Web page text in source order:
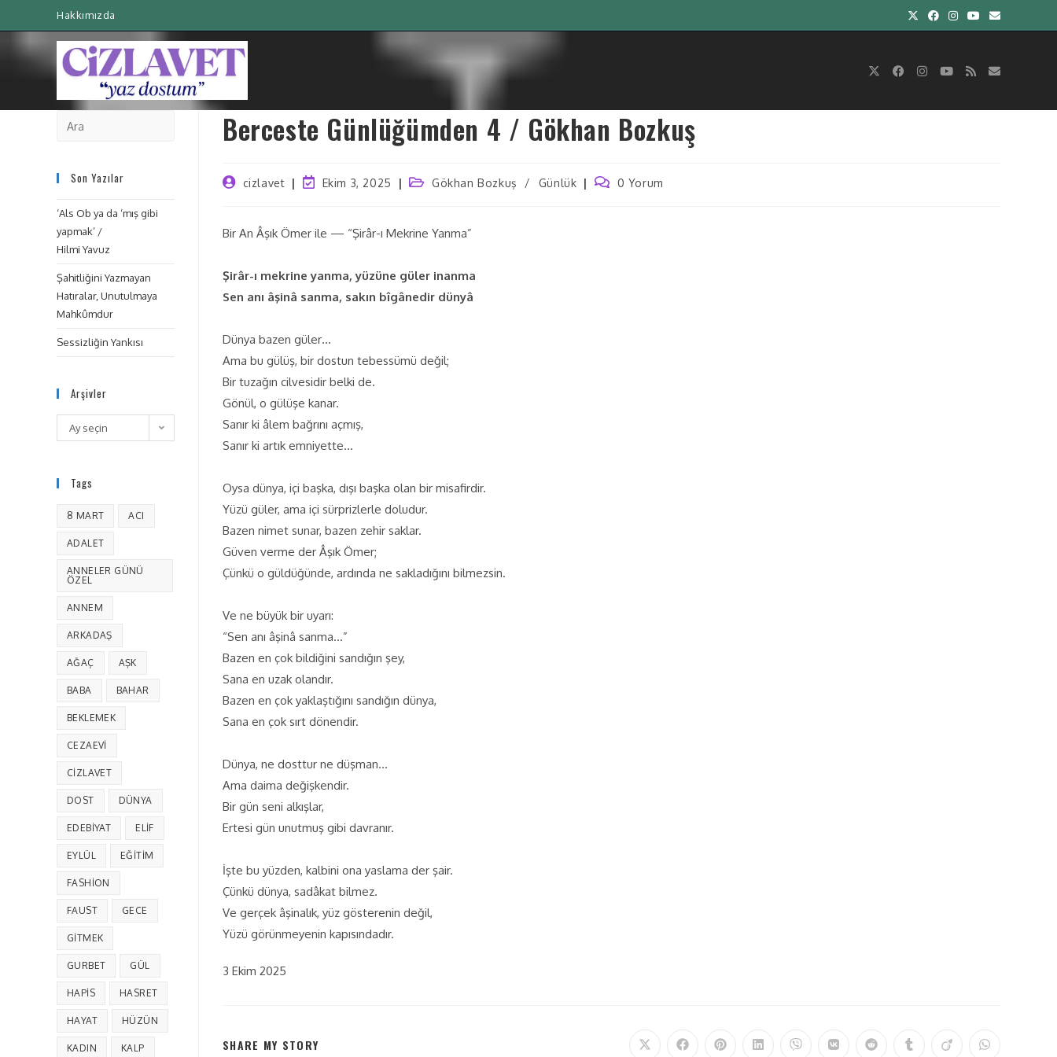
Hakkımızda
Berceste Günlüğümden 4 / Gökhan Bozkuş
cizlavet Ekim 3, 2025 Gökhan Bozkuş / Günlük 0 Yorum
Bir An Âşık Ömer ile — “Şirâr-ı Mekrine Yanma”
Şirâr-ı mekrine yanma, yüzüne güler inanma
Sen anı âşinâ sanma, sakın bîgânedir dünyâ
Dünya bazen güler…
Ama bu gülüş, bir dostun tebessümü değil;
Bir tuzağın cilvesidir belki de.
Gönül, o gülüşe kanar.
Sanır ki âlem bağrını açmış,
Sanır ki artık emniyette…
Oysa dünya, içi başka, dışı başka olan bir misafirdir.
Yüzü güler, ama içi sürprizlerle doludur.
Bazen nimet sunar, bazen zehir saklar.
Güven verme der Âşık Ömer;
Çünkü o güldüğünde, ardında ne sakladığını bilmezsin.
Ve ne büyük bir uyarı:
“Sen anı âşinâ sanma…”
Bazen en çok bildiğini sandığın şey,
Sana en uzak olandır.
Bazen en çok yaklaştığını sandığın dünya,
Sana en çok sırt dönendir.
Dünya, ne dosttur ne düşman…
Ama daima değişkendir.
Bir gün seni alkışlar,
Ertesi gün unutmuş gibi davranır.
İşte bu yüzden, kalbini ona yaslama der şair.
Çünkü dünya, sadâkat bilmez.
Ve gerçek âşinalık, yüz gösterenin değil,
Yüzü görünmeyenin kapısındadır.
3 Ekim 2025
SHARE MY STORY
Son Yazılar
‘Als Ob ya da ‘mış gibi
yapmak’ /
Hilmi Yavuz
Şahitliğini Yazmayan
Hatıralar, Unutulmaya
Mahkûmdur
Sessizliğin Yankısı
Arşivler
Ay seçin
Tags
8 MART ACI
ADALET
ANNELER GÜNÜ
ÖZEL
ANNEM
ARKADAŞ
AĞAÇ AŞK
BABA BAHAR
BEKLEMEK
CEZAEVI
CIZLAVET
DOST DÜNYA
EDEBIYAT ELIF
EYLÜL EĞITIM
FASHION
FAUST GECE
GITMEK
GURBET GÜL
HAPIS HASRET
HAYAT HÜZÜN
KADIN KALP